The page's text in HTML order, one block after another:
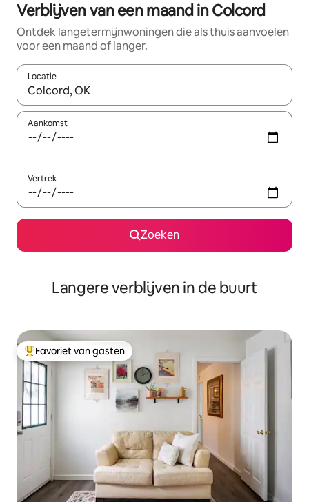
Verblijven van een maand in Colcord
Ontdek langetermijnwoningen die als thuis aanvoelen
voor een maand of langer.
Locatie
Wanneer er resultaten beschikbaar zijn, maak je een keuze
Aankomst
Vertrek
Zoeken
Langere verblijven in de buurt
Topfavoriet van gasten
Favoriet van gasten